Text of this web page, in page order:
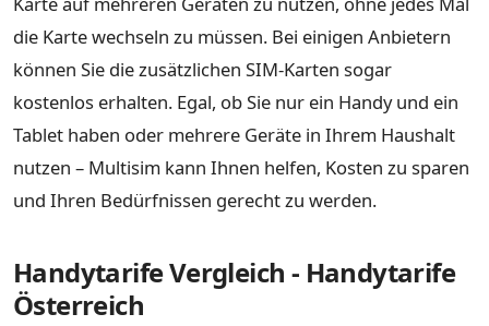
die Karte wechseln zu müssen. Bei einigen Anbietern
können Sie die zusätzlichen SIM-Karten sogar
kostenlos erhalten. Egal, ob Sie nur ein Handy und ein
Tablet haben oder mehrere Geräte in Ihrem Haushalt
nutzen – Multisim kann Ihnen helfen, Kosten zu sparen
und Ihren Bedürfnissen gerecht zu werden.
Handytarife Vergleich - Handytarife
Österreich